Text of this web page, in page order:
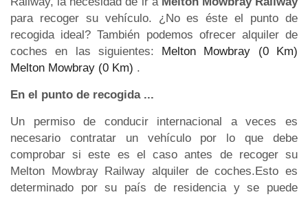
para recoger su vehículo. ¿No es éste el punto de
recogida ideal? También podemos ofrecer alquiler de
coches en las siguientes: Melton Mowbray (0 Km)
Melton Mowbray (0 Km) .
En el punto de recogida ...
Un permiso de conducir internacional a veces es
necesario contratar un vehículo por lo que debe
comprobar si este es el caso antes de recoger su
Melton Mowbray Railway alquiler de coches.Esto es
determinado por su país de residencia y se puede